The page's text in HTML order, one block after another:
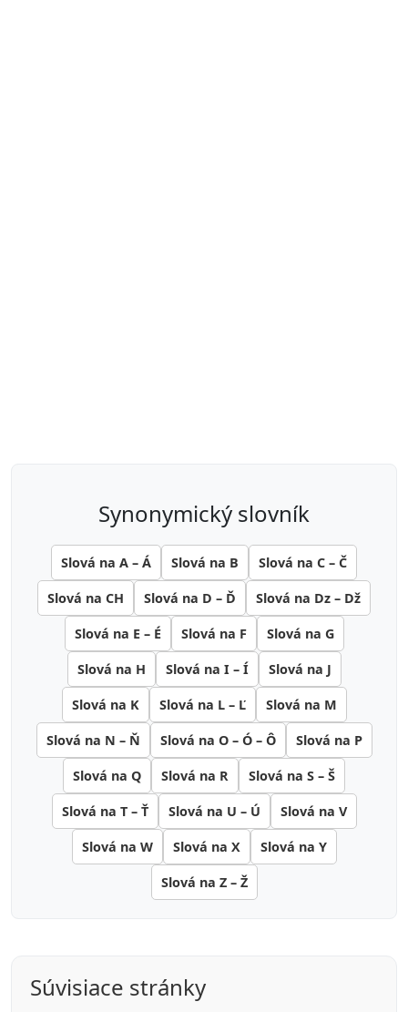
synonymický slovník
Slová na A – Á Slová na B Slová na C – Č
Slová na CH Slová na D – Ď Slová na Dz – Dž
Slová na E – É Slová na F Slová na G
Slová na H Slová na I – Í Slová na J
Slová na K Slová na L – Ľ Slová na M
Slová na N – Ň Slová na O – Ó – Ô Slová na P
Slová na Q Slová na R Slová na S – Š
Slová na T – Ť Slová na U – Ú Slová na V
Slová na W Slová na X Slová na Y
Slová na Z – Ž
Súvisiace stránky